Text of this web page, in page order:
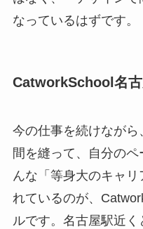
なっているはずです。
CatworkSchool名
今の仕事を続けなが
間を縫って、自分の
んな「等身大のキャ
れているのが、
ルです。名古屋駅近